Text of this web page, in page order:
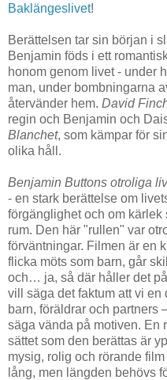
Baklängeslivet!
Berättelsen tar sin början i
Benjamin föds i ett
honom genom livet - under
man, under bombningarna
återvänder hem. David
regin och Benjamin och
Blanchet, som kämpar för
olika håll.
Benjamin Buttons otroliga liv
- en stark berättelse om
förgänglighet och om kärlek
rum. Den här "rullen" var
förväntningar. Filmen är en
flicka möts som barn, går
och… ja, så där håller det
vill säga det faktum att vi
barn, föräldrar och partners
säga vända på motiven. En
sättet som den berättas är
mysig, rolig och rörande
lång, men längden behövs